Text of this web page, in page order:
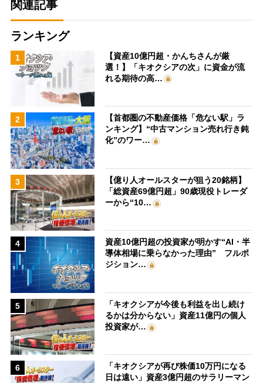
関連記事
ランキング
1
【資産10億円超・かんちさんが厳
選！】「キオクシアの次」に資金が流
れる期待の高…
2
【首都圏の不動産価格「危ない駅」ラ
ンキング】“中古マンション売れ行き鈍
化”のワー…
3
【億り人オールスターが狙う20銘柄】
「総資産69億円超」90歳現役トレーダ
ーから“10…
4
資産10億円超の投資家が明かす“AI・半
導体相場に乗らなかった理由” フルポ
ジション…
5
「キオクシアが今後も利益を出し続け
るかは分からない」資産11億円の個人
投資家が…
6
「キオクシアが再び株価10万円になる
日は遠い」資産3億円超のサラリーマン